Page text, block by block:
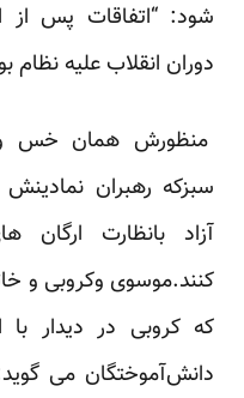
شود: “اتفاقات پس از
دوران انقلاب علیه نظام
منظورش همان خس
سبزکه رهبران
آزاد بانظارت
کنند.موسوی وکروبی و
که کروبی در دیدار
دانش‌آموختگان می